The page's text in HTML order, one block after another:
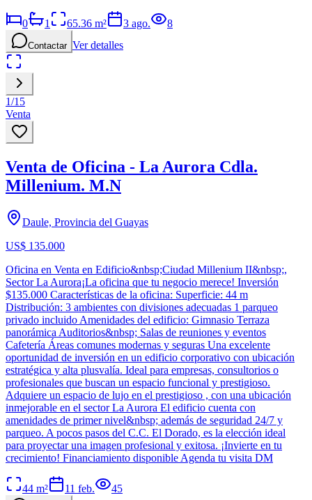
0 1 65.36 m² 3 ago. 8
Contactar Ver detalles
1/15
Venta
Venta de Oficina - La Aurora Cdla.
Millenium. M.N
Daule, Provincia del Guayas
US$ 135.000
Oficina en Venta en Edificio&nbsp;Ciudad Millenium II&nbsp;,
Sector La Aurora¡La oficina que tu negocio merece! Inversión
$135.000 Características de la oficina: Superficie: 44 m
Distribución: 3 ambientes con divisiones adecuadas 1 parqueo
privado incluido Amenidades del edificio: Gimnasio Terraza
panorámica Auditorios&nbsp; Salas de reuniones y eventos
Cafetería Áreas comunes modernas y seguras Una excelente
oportunidad de inversión en un edificio corporativo con ubicación
estratégica y alta plusvalía. Ideal para empresas, consultorios o
profesionales que buscan un espacio funcional y prestigioso.
Adquiere un espacio de lujo en el prestigioso , con una ubicación
inmejorable en el sector La Aurora El edificio cuenta con
amenidades de primer nivel&nbsp; además de seguridad 24/7 y
parqueo. A pocos pasos del C.C. El Dorado, es la elección ideal
para proyectar una imagen profesional y exitosa. ¡Invierte en tu
crecimiento! Financiamiento disponible Agenda tu visita DM
44 m² 11 feb. 45